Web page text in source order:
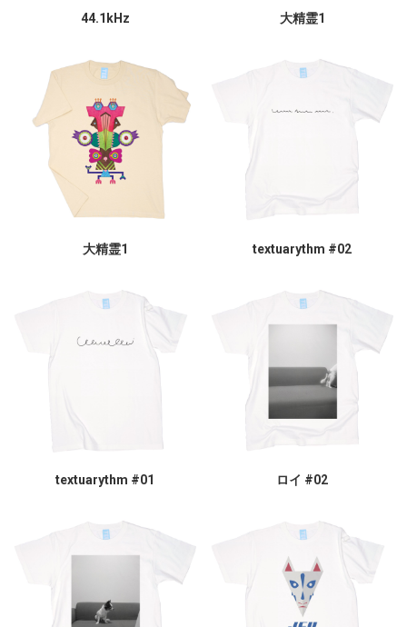
44.1kHz 大精霊1
大精霊1 textuarythm #02
textuarythm #01 ロイ #02